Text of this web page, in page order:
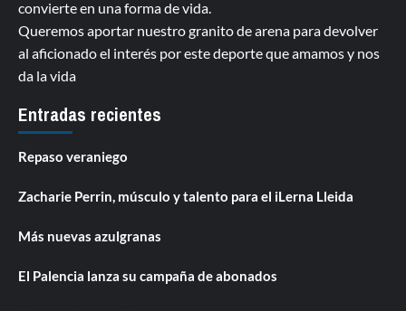
convierte en una forma de vida.
Queremos aportar nuestro granito de arena para devolver
al aficionado el interés por este deporte que amamos y nos
da la vida
Entradas recientes
Repaso veraniego
Zacharie Perrin, músculo y talento para el iLerna Lleida
Más nuevas azulgranas
El Palencia lanza su campaña de abonados